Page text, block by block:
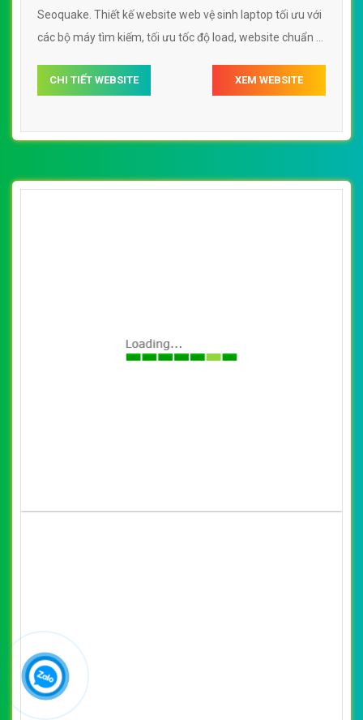
Seoquake. Thiết kế website web vệ sinh laptop tối ưu với
các bộ máy tìm kiếm, tối ưu tốc độ load, website chuẩn UI
vệ sinh laptop suachualaptop24hcom
CHI TIẾT WEBSITE XEM WEBSITE